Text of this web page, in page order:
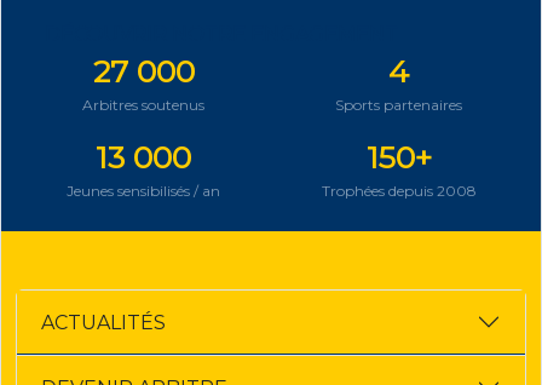
27 000
Arbitres soutenus
4
Sports partenaires
13 000
Jeunes sensibilisés / an
150+
Trophées depuis 2008
ACTUALITÉS